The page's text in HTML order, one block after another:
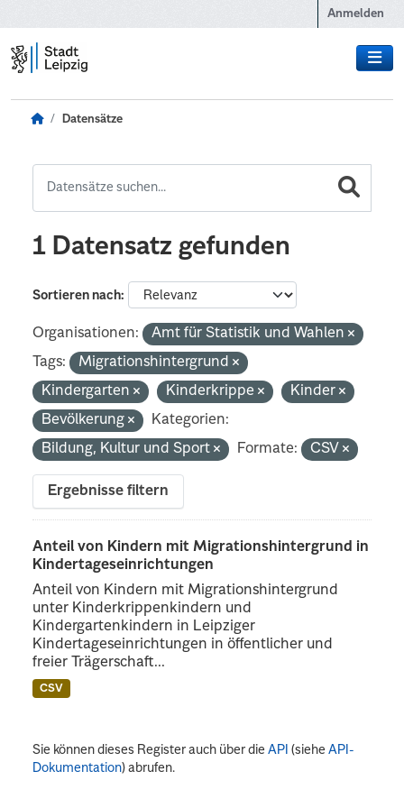
Anmelden
Datensätze
1 Datensatz gefunden
Sortieren nach
Organisationen:
Amt für Statistik und Wahlen
Tags:
Migrationshintergrund
Kindergarten
Kinderkrippe
Kinder
Bevölkerung
Kategorien:
Bildung, Kultur und Sport
Formate: CSV
Ergebnisse filtern
Anteil von Kindern mit Migrationshintergrund in
Kindertageseinrichtungen
Anteil von Kindern mit Migrationshintergrund
unter Kinderkrippenkindern und
Kindergartenkindern in Leipziger
Kindertageseinrichtungen in öffentlicher und
freier Trägerschaft...
CSV
Sie können dieses Register auch über dieAPI (sieheAPI-
Dokumentation) abrufen.